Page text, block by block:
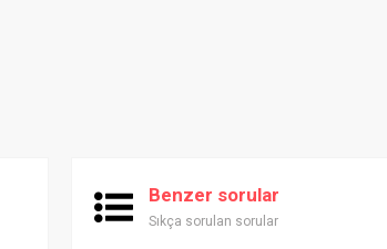
Benzer sorular
Sıkça sorulan sorular